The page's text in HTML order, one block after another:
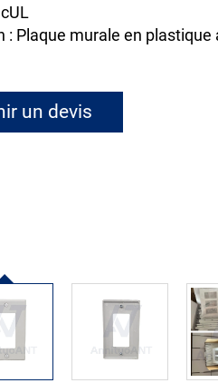
: Plaque murale en plastique
un devis